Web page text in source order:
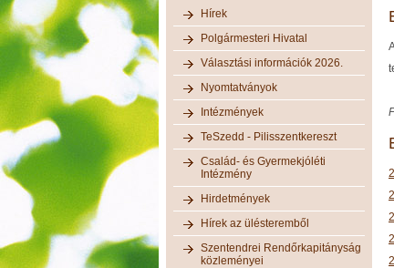
Hírek
Polgármesteri Hivatal
Választási információk 2026.
Nyomtatványok
Intézmények
TeSzedd - Pilisszentkereszt
Család- és Gyermekjóléti
Intézmény
Hirdetmények
Hírek az ülésteremből
Szentendrei Rendőrkapitányság
közleményei